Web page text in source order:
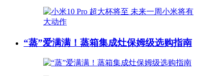
“蒸”爱满满！蒸箱集成灶保姆级选购指南